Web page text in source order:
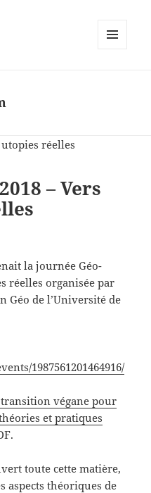
– Vers
la journée Géo-
réelles organisée par
Géo de l’Université de
1987561201464916/
transition végane pour
et pratiques
toute cette matière,
aspects théoriques de